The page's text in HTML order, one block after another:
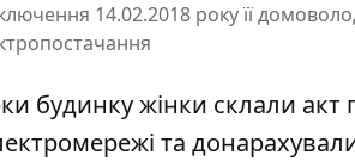
14.02.2018 року її
будинку жінки склали
та